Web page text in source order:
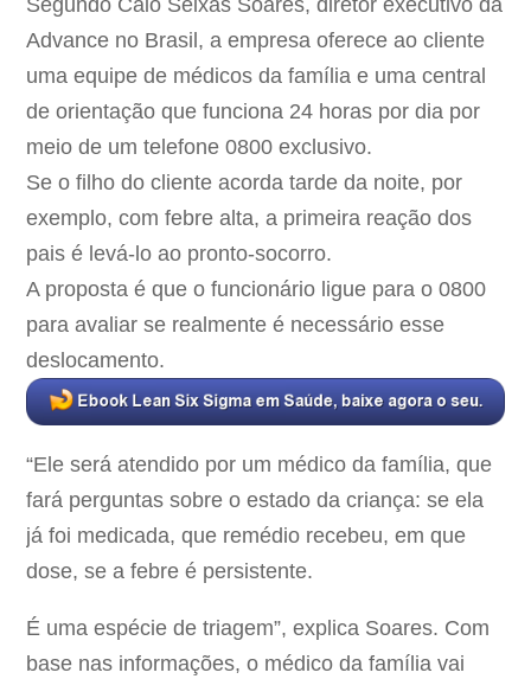
Segundo Caio Seixas Soares, diretor executivo da
Advance no Brasil, a empresa oferece ao cliente
uma equipe de médicos da família e uma central
de orientação que funciona 24 horas por dia por
meio de um telefone 0800 exclusivo.
Se o filho do cliente acorda tarde da noite, por
exemplo, com febre alta, a primeira reação dos
pais é levá-lo ao pronto-socorro.
A proposta é que o funcionário ligue para o 0800
para avaliar se realmente é necessário esse
deslocamento.
“Ele será atendido por um médico da família, que
fará perguntas sobre o estado da criança: se ela
já foi medicada, que remédio recebeu, em que
dose, se a febre é persistente.
É uma espécie de triagem”, explica Soares. Com
base nas informações, o médico da família vai